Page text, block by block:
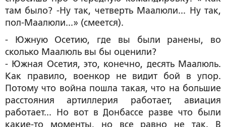
там было? -Ну так, четверть Маалюли... Ну так,
пол-Маалюли...» (смеется).
- Южную Осетию, где вы были ранены, во
сколько Маалюль вы бы оценили?
- Южная Осетия, это, конечно, десять Маалюль.
Как правило, военкор не видит бой в упор.
Потому что война пошла такая, что на большие
расстояния артиллерия работает, авиация
работает... Но вот в Донбассе разве что были
какие-то моменты, но все равно не так. В